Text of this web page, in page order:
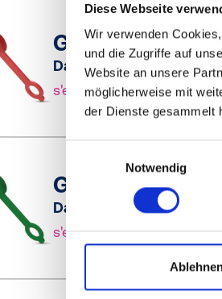
Diese Webseite
Wir verwenden
und die Zugriffe auf
Website an unsere
möglicherweise mit
der Dienste gesammelt
Notwendig
GPN 985 /
Date tehnice
s'estomper
GPN 985 / 0202
Date tehnice
s'estomper